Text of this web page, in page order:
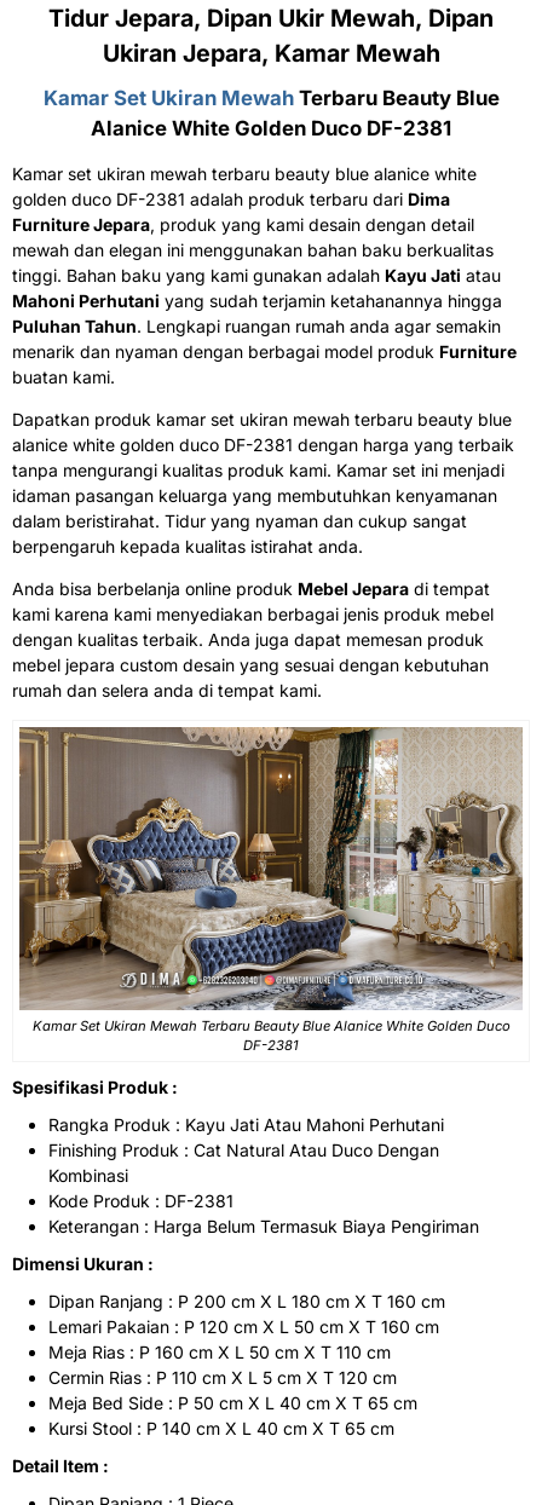
Tidur Jepara, Dipan Ukir Mewah, Dipan
Ukiran Jepara, Kamar Mewah
Kamar Set Ukiran MewahTerbaru Beauty Blue
Alanice White Golden Duco DF-2381
Kamar set ukiran mewah terbaru beauty blue alanice white
golden duco DF-2381 adalah produk terbaru dari Dima
Furniture Jepara, produk yang kami desain dengan detail
mewah dan elegan ini menggunakan bahan baku berkualitas
tinggi. Bahan baku yang kami gunakan adalah Kayu Jati atau
Mahoni Perhutani yang sudah terjamin ketahanannya hingga
Puluhan Tahun. Lengkapi ruangan rumah anda agar semakin
menarik dan nyaman dengan berbagai model produk Furniture
buatan kami.
Dapatkan produk kamar set ukiran mewah terbaru beauty blue
alanice white golden duco DF-2381 dengan harga yang terbaik
tanpa mengurangi kualitas produk kami. Kamar set ini menjadi
idaman pasangan keluarga yang membutuhkan kenyamanan
dalam beristirahat. Tidur yang nyaman dan cukup sangat
berpengaruh kepada kualitas istirahat anda.
Anda bisa berbelanja online produk Mebel Jepara di tempat
kami karena kami menyediakan berbagai jenis produk mebel
dengan kualitas terbaik. Anda juga dapat memesan produk
mebel jepara custom desain yang sesuai dengan kebutuhan
rumah dan selera anda di tempat kami.
Kamar Set Ukiran Mewah Terbaru Beauty Blue Alanice White Golden Duco
DF-2381
Spesifikasi Produk :
Rangka Produk : Kayu Jati Atau Mahoni Perhutani
Finishing Produk : Cat Natural Atau Duco Dengan
Kombinasi
Kode Produk : DF-2381
Keterangan : Harga Belum Termasuk Biaya Pengiriman
Dimensi Ukuran :
Dipan Ranjang : P 200 cm X L 180 cm X T 160 cm
Lemari Pakaian : P 120 cm X L 50 cm X T 160 cm
Meja Rias : P 160 cm X L 50 cm X T 110 cm
Cermin Rias : P 110 cm X L 5 cm X T 120 cm
Meja Bed Side : P 50 cm X L 40 cm X T 65 cm
Kursi Stool : P 140 cm X L 40 cm X T 65 cm
Detail Item :